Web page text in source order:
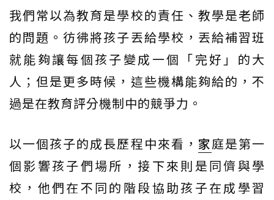
我們常以為教育是學校的責任、教學是老師
的問題。彷彿將孩子丟給學校，丟給補習班
就能夠讓每個孩子變成一個「完好」的大
人；但是更多時候，這些機構能夠給的，不
過是在教育評分機制中的競爭力。
以一個孩子的成長歷程中來看， 家庭是第一
個影響孩子們場所，接下來則是同儕與學
校，他們在不同的階段協助孩子在成學習